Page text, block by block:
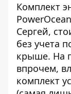
Комплект
Сергей,
без учета
крыше. На
впрочем,
комплект